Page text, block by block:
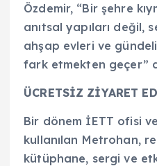
Özdemir, “Bir şehre
anıtsal yapıları değil,
ahşap evleri ve
fark etmekten geçer”
ÜCRETSİZ ZİYARET
Bir dönem İETT ofisi
kullanılan Metrohan,
kütüphane, sergi ve